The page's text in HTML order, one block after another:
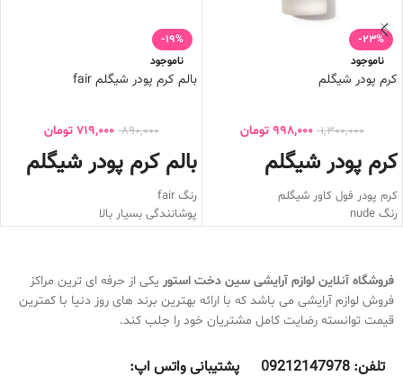
-23%
ناموجود
کرم پودر شیگلم
1,300,000
998,000 تومان
کرم پودر شیگلم
کرم پودر فول کاور شیگلم
رنگ nude
فاقد چربی
روی پوست نمی ماسد
ضد آب و ضد تعریق
فینیشینگ مات
به هیچ عنوان باعث ایجاد جوش نمی
شود
-19%
ناموجود
بالم کرم پودر شیگلم fair
890,000
719,000 تومان
بالم کرم پودر شیگلم
رنگ fair
پوشانندگی بسیار بالا
دارای هیالورونیک اسید
ضد جوش
بالم کرم پودر شیگلممناسب انواع
پوست
به هیچ عنوان روی پوست نمی ماسد و
برق نمی افتد
فروشگاه آنلاین لوازم آرایشی سین دخت استور یکی از حرفه ای ترین مراکز
فروش لوازم آرایشی می باشد که با ارائه بهترین برند های روز دنیا با کمترین
قیمت توانسته رضایت کامل مشتریان خود را جلب کند.
تلفن: 09212147978 پشتیبانی واتس اپ: